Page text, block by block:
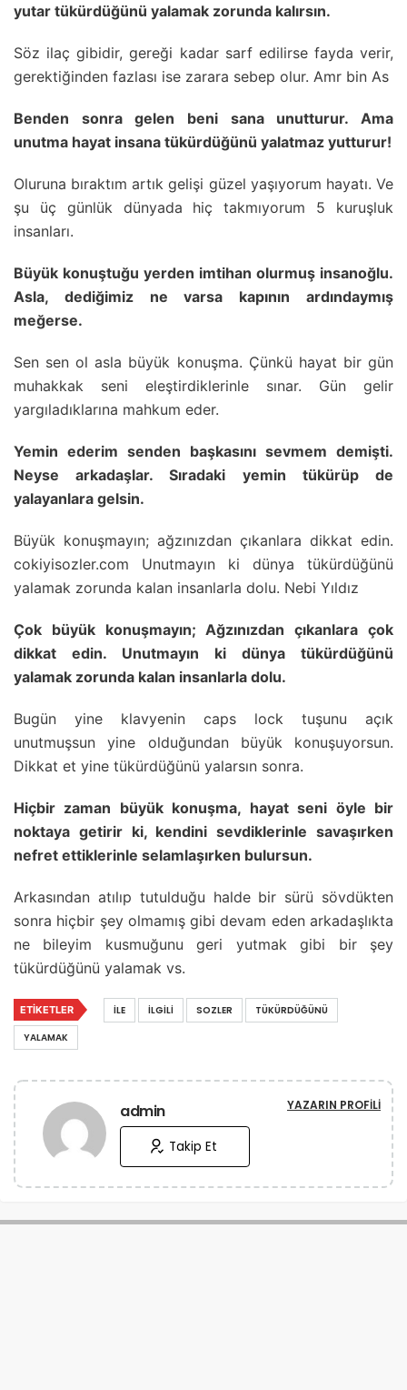
yutar tükürdüğünü yalamak zorunda kalırsın.
Söz ilaç gibidir, gereği kadar sarf edilirse fayda verir,
gerektiğinden fazlası ise zarara sebep olur. Amr bin As
Benden sonra gelen beni sana unutturur. Ama
unutma hayat insana tükürdüğünü yalatmaz yutturur!
Oluruna bıraktım artık gelişi güzel yaşıyorum hayatı. Ve
şu üç günlük dünyada hiç takmıyorum 5 kuruşluk
insanları.
Büyük konuştuğu yerden imtihan olurmuş insanoğlu.
Asla, dediğimiz ne varsa kapının ardındaymış
meğerse.
Sen sen ol asla büyük konuşma. Çünkü hayat bir gün
muhakkak seni eleştirdiklerinle sınar. Gün gelir
yargıladıklarına mahkum eder.
Yemin ederim senden başkasını sevmem demişti.
Neyse arkadaşlar. Sıradaki yemin tükürüp de
yalayanlara gelsin.
Büyük konuşmayın; ağzınızdan çıkanlara dikkat edin.
cokiyisozler.com Unutmayın ki dünya tükürdüğünü
yalamak zorunda kalan insanlarla dolu. Nebi Yıldız
Çok büyük konuşmayın; Ağzınızdan çıkanlara çok
dikkat edin. Unutmayın ki dünya tükürdüğünü
yalamak zorunda kalan insanlarla dolu.
Bugün yine klavyenin caps lock tuşunu açık
unutmuşsun yine olduğundan büyük konuşuyorsun.
Dikkat et yine tükürdüğünü yalarsın sonra.
Hiçbir zaman büyük konuşma, hayat seni öyle bir
noktaya getirir ki, kendini sevdiklerinle savaşırken
nefret ettiklerinle selamlaşırken bulursun.
Arkasından atılıp tutulduğu halde bir sürü sövdükten
sonra hiçbir şey olmamış gibi devam eden arkadaşlıkta
ne bileyim kusmuğunu geri yutmak gibi bir şey
tükürdüğünü yalamak vs.
ETIKETLER İLE İLGILI SOZLER
TÜKÜRDÜĞÜNÜ
YALAMAK
admin YAZARIN PROFILI
Takip Et